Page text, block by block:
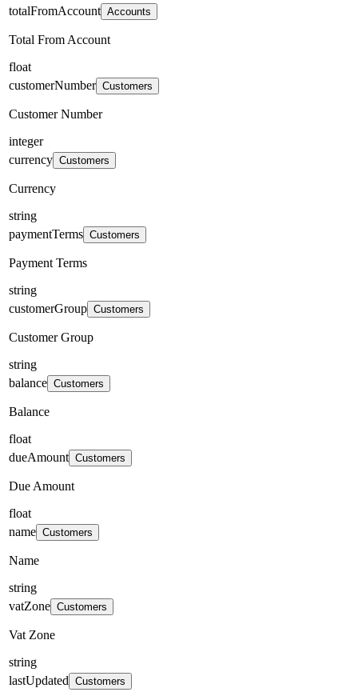
totalFromAccount Accounts
Total From Account
float
customerNumber Customers
Customer Number
integer
currency Customers
Currency
string
paymentTerms Customers
Payment Terms
string
customerGroup Customers
Customer Group
string
balance Customers
Balance
float
dueAmount Customers
Due Amount
float
name Customers
Name
string
vatZone Customers
Vat Zone
string
lastUpdated Customers